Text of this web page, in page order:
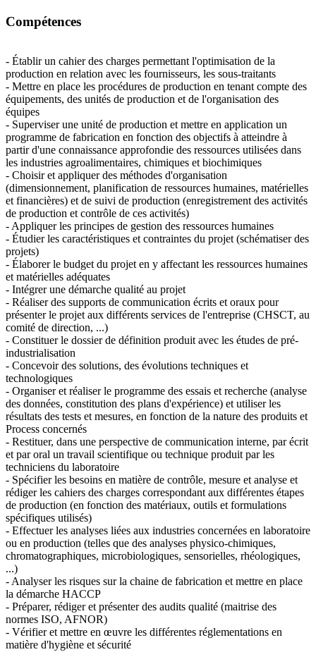
Compétences
- Établir un cahier des charges permettant l'optimisation de la
production en relation avec les fournisseurs, les sous-traitants
- Mettre en place les procédures de production en tenant compte des
équipements, des unités de production et de l'organisation des
équipes
- Superviser une unité de production et mettre en application un
programme de fabrication en fonction des objectifs à atteindre à
partir d'une connaissance approfondie des ressources utilisées dans
les industries agroalimentaires, chimiques et biochimiques
- Choisir et appliquer des méthodes d'organisation
(dimensionnement, planification de ressources humaines, matérielles
et financières) et de suivi de production (enregistrement des activités
de production et contrôle de ces activités)
- Appliquer les principes de gestion des ressources humaines
- Étudier les caractéristiques et contraintes du projet (schématiser des
projets)
- Élaborer le budget du projet en y affectant les ressources humaines
et matérielles adéquates
- Intégrer une démarche qualité au projet
- Réaliser des supports de communication écrits et oraux pour
présenter le projet aux différents services de l'entreprise (CHSCT, au
comité de direction, ...)
- Constituer le dossier de définition produit avec les études de pré-
industrialisation
- Concevoir des solutions, des évolutions techniques et
technologiques
- Organiser et réaliser le programme des essais et recherche (analyse
des données, constitution des plans d'expérience) et utiliser les
résultats des tests et mesures, en fonction de la nature des produits et
Process concernés
- Restituer, dans une perspective de communication interne, par écrit
et par oral un travail scientifique ou technique produit par les
techniciens du laboratoire
- Spécifier les besoins en matière de contrôle, mesure et analyse et
rédiger les cahiers des charges correspondant aux différentes étapes
de production (en fonction des matériaux, outils et formulations
spécifiques utilisés)
- Effectuer les analyses liées aux industries concernées en laboratoire
ou en production (telles que des analyses physico-chimiques,
chromatographiques, microbiologiques, sensorielles, rhéologiques,
...)
- Analyser les risques sur la chaine de fabrication et mettre en place
la démarche HACCP
- Préparer, rédiger et présenter des audits qualité (maitrise des
normes ISO, AFNOR)
- Vérifier et mettre en œuvre les différentes réglementations en
matière d'hygiène et sécurité